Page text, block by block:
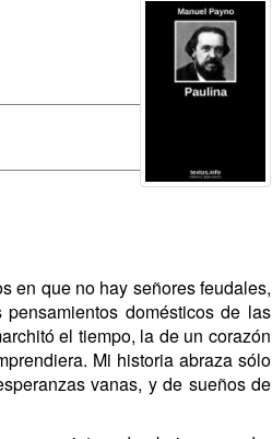
en que no hay señores feudales,
domésticos de las
el tiempo, la de un corazón
Mi historia abraza sólo
vanas, y de sueños de